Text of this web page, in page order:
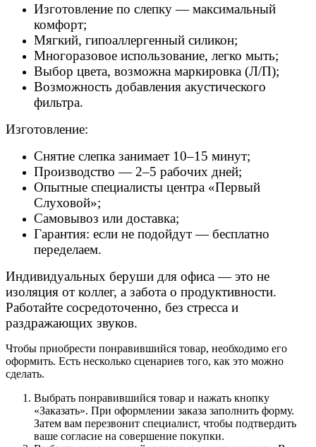
Изготовление по слепку — максимальный
комфорт;
Мягкий, гипоаллергенный силикон;
Многоразовое использование, легко мыть;
Выбор цвета, возможна маркировка (Л/П);
Возможность добавления акустического
фильтра.
Изготовление:
Снятие слепка занимает 10–15 минут;
Производство — 2–5 рабочих дней;
Опытные специалисты центра «Первый
Слуховой»;
Самовывоз или доставка;
Гарантия: если не подойдут — бесплатно
переделаем.
Индивидуальных беруши для офиса — это не
изоляция от коллег, а забота о продуктивности.
Работайте сосредоточенно, без стресса и
раздражающих звуков.
Чтобы приобрести понравившийся товар, необходимо его
оформить. Есть несколько сценариев того, как это можно
сделать.
Выбрать понравившийся товар и нажать кнопку
«Заказать». При оформлении заказа заполнить форму.
Затем вам перезвонит специалист, чтобы подтвердить
ваше согласие на совершение покупки.